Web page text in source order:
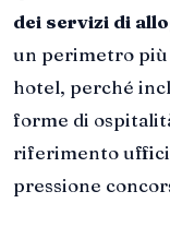
dei servizi di
un perimetro più
hotel, perché
forme di
riferimento
pressione